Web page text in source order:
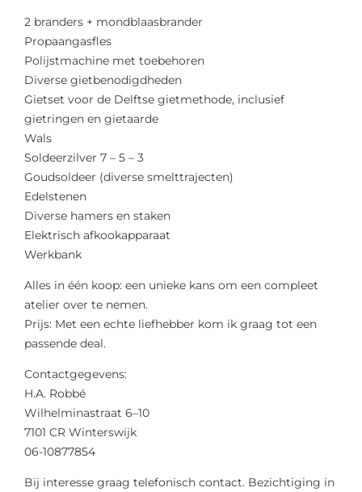
2 branders + mondblaasbrander
Propaangasfles
Polijstmachine met toebehoren
Diverse gietbenodigdheden
Gietset voor de Delftse gietmethode, inclusief
gietringen en gietaarde
Wals
Soldeerzilver 7 – 5 – 3
Goudsoldeer (diverse smelttrajecten)
Edelstenen
Diverse hamers en staken
Elektrisch afkookapparaat
Werkbank
Alles in één koop: een unieke kans om een compleet
atelier over te nemen.
Prijs: Met een echte liefhebber kom ik graag tot een
passende deal.
Contactgegevens:
H.A. Robbé
Wilhelminastraat 6–10
7101 CR Winterswijk
06-10877854
Bij interesse graag telefonisch contact. Bezichtiging in